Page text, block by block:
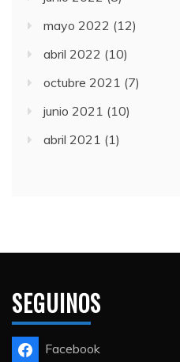
mayo 2022 (12)
abril 2022 (10)
octubre 2021 (7)
junio 2021 (10)
abril 2021 (1)
SEGUINOS
Facebook